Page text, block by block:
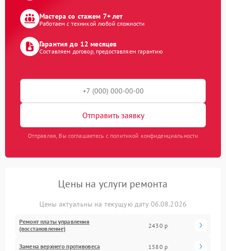
Мастера со стажем 7+ лет
Работаем с техникой любой сложности
Гарантия до 12 месяцев
Составляем договор, предоставляем гарантию
Отправить заявку
Отправляя, Вы соглашаетесь с политикой конфиденциальности
Цены на услуги ремонта
Цены актуальны на текущую дату 06.08.2026
Ремонт платы управления
(восстановление)
2430 р
Замена верхнего противовеса 1580 р